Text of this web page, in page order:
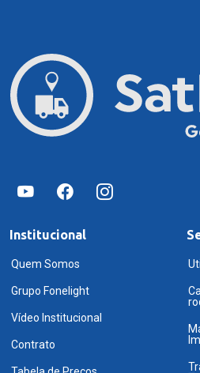
Institucional
Quem Somos
Grupo Fonelight
Vídeo Institucional
Contrato